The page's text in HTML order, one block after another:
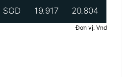
SGD 19.917 20.804
Đơn vị: Vnđ